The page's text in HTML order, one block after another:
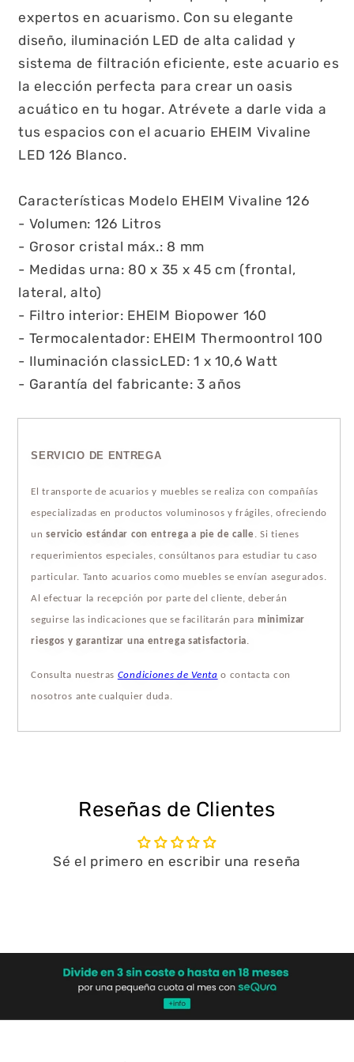
expertos en acuarismo. Con su elegante
diseño, iluminación LED de alta calidad y
sistema de filtración eficiente, este acuario es
la elección perfecta para crear un oasis
acuático en tu hogar. Atrévete a darle vida a
tus espacios con el acuario EHEIM Vivaline
LED 126 Blanco.
Características Modelo EHEIM Vivaline 126
- Volumen: 126 Litros
- Grosor cristal máx.: 8 mm
- Medidas urna: 80 x 35 x 45 cm (frontal,
lateral, alto)
- Filtro interior: EHEIM Biopower 160
- Termocalentador: EHEIM Thermoontrol 100
- Iluminación classicLED: 1 x 10,6 Watt
- Garantía del fabricante: 3 años
SERVICIO DE ENTREGA
El transporte de acuarios y muebles se realiza con compañías
especializadas en productos voluminosos y frágiles, ofreciendo
unservicio estándar con entrega a pie de calle . Si tienes
requerimientos especiales, consúltanos para estudiar tu caso
particular. Tanto acuarios como muebles se envían asegurados.
Al efectuar la recepción por parte del cliente, deberán
seguirse las indicaciones que se facilitarán para minimizar
riesgos y garantizar una entrega satisfactoria.
Consulta nuestras Condiciones de Venta o contacta con
nosotros ante cualquier duda.
Reseñas de Clientes
Sé el primero en escribir una reseña